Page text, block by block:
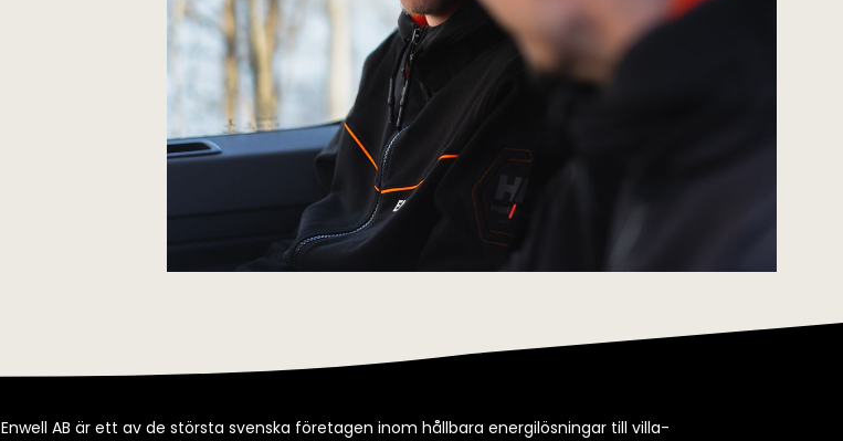
Enwell AB är ett av de största svenska företagen inom hållbara energilösningar till villa-